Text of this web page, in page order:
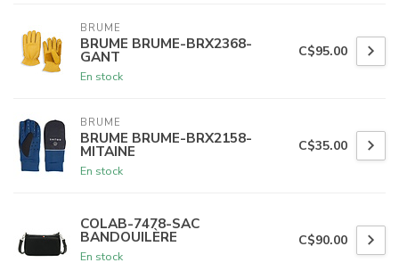
BRUME
BRUME BRUME-BRX2368-
GANT
En stock
C$95.00
BRUME
BRUME BRUME-BRX2158-
MITAINE
En stock
C$35.00
COLAB-7478-SAC
BANDOUILÈRE
En stock
C$90.00